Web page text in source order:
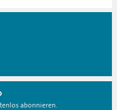
abonnieren.